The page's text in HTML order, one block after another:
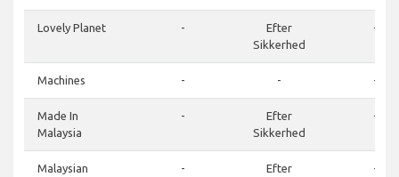
Lovely Planet -
Efter
Sikkerhed
-
Machines - - -
Made In
Malaysia
-
Efter
Sikkerhed
-
Malaysian
-
Efter
-